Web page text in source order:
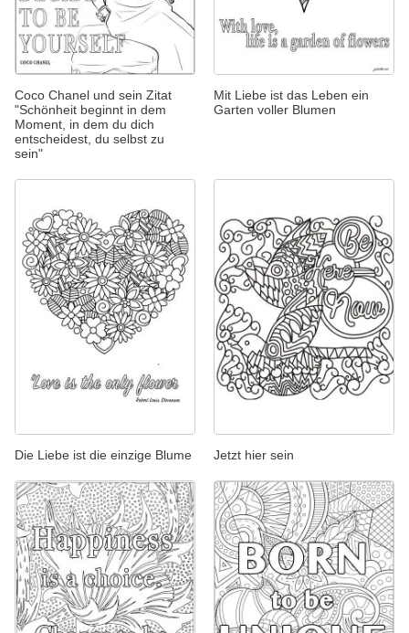
Coco Chanel und sein Zitat
"Schönheit beginnt in dem
Moment, in dem du dich
entscheidest, du selbst zu
sein"
Mit Liebe ist das Leben ein
Garten voller Blumen
Die Liebe ist die einzige Blume Jetzt hier sein